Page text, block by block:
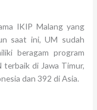
IKIP Malang yang
saat ini, UM sudah
beragam program
terbaik di Jawa Timur,
dan 392 di Asia.